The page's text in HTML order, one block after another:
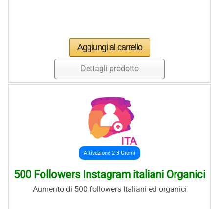
Dettagli prodotto
Attivazione 2-3 Giorni
500 Followers Instagram italiani Organici
Aumento di 500 followers Italiani ed organici